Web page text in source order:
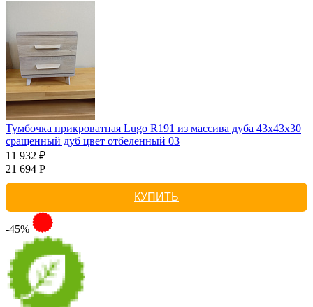
Тумбочка прикроватная Lugo R191 из массива дуба 43х43х30
сращенный дуб цвет отбеленный 03
11 932 ₽
21 694 Р
КУПИТЬ
-45%